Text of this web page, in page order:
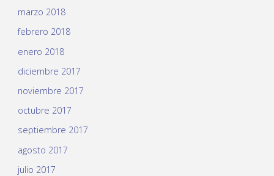
marzo 2018
febrero 2018
enero 2018
diciembre 2017
noviembre 2017
octubre 2017
septiembre 2017
agosto 2017
julio 2017